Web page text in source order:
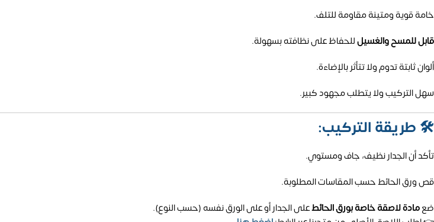
خامة قوية ومتينة مقاومة للتلف.
قابل للمسح والغسيلللحفاظ على نظافته بسهولة.
ألوان ثابتة تدوم ولا تتأثر بالإضاءة.
سهل التركيب ولا يتطلب مجهود كبير.
🛠️ طريقة التركيب:
تأكد أن الجدار نظيف، جاف ومستوي.
قص ورق الحائط حسب المقاسات المطلوبة.
ضعمادة لاصقة خاصة بورق الحائطعلى الجدار أو على الورق نفسه (حسب النوع).